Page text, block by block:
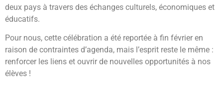
deux pays à travers des échanges culturels, économiques et
éducatifs.
Pour nous, cette célébration a été reportée à fin février en
raison de contraintes d’agenda, mais l’esprit reste le même :
renforcer les liens et ouvrir de nouvelles opportunités à nos
élèves !